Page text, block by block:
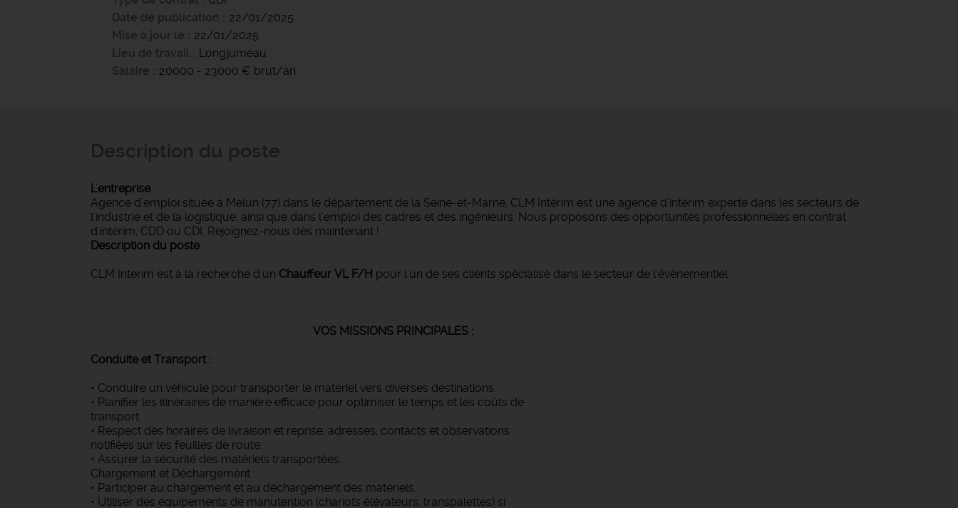
Date de publication
22/01/2025
Mise à jour le
22/01/2025
Lieu de travail
Longjumeau
Salaire
20000 - 23000 € brut/an
L'entreprise
Agence d’emploi située à Melun (77) dans le département de la Seine-et-Marne, CLM Intérim est une agence d’intérim experte dans les secteurs de
l'industrie et de la logistique, ainsi que dans l'emploi des cadres et des ingénieurs. Nous proposons des opportunités professionnelles en contrat
d'intérim, CDD ou CDI. Rejoignez-nous dès maintenant !
Description du poste
CLM Interim est à la recherche d'un Chauffeur VL F/H pour l'un de ses clients spécialisé dans le secteur de l'événementiel.
VOS MISSIONS PRINCIPALES :
Conduite et Transport :
• Conduire un véhicule pour transporter le matériel vers diverses destinations.
• Planifier les itinéraires de manière efficace pour optimiser le temps et les coûts de
transport.
• Respect des horaires de livraison et reprise, adresses, contacts et observations
notifiées sur les feuilles de route.
• Assurer la sécurité des matériels transportées.
Chargement et Déchargement :
• Participer au chargement et au déchargement des matériels.
• Utiliser des équipements de manutention (chariots élévateurs, transpalettes) si